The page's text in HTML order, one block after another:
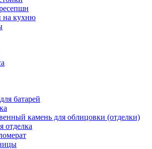
на кухню
батарей
камень для облицовки (отделки)
отделка